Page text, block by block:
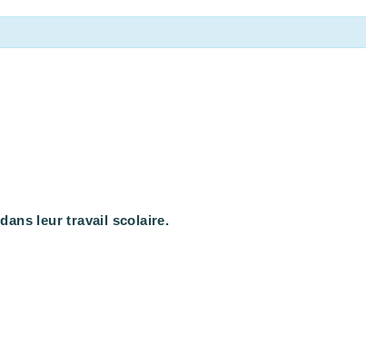
leur travail scolaire.